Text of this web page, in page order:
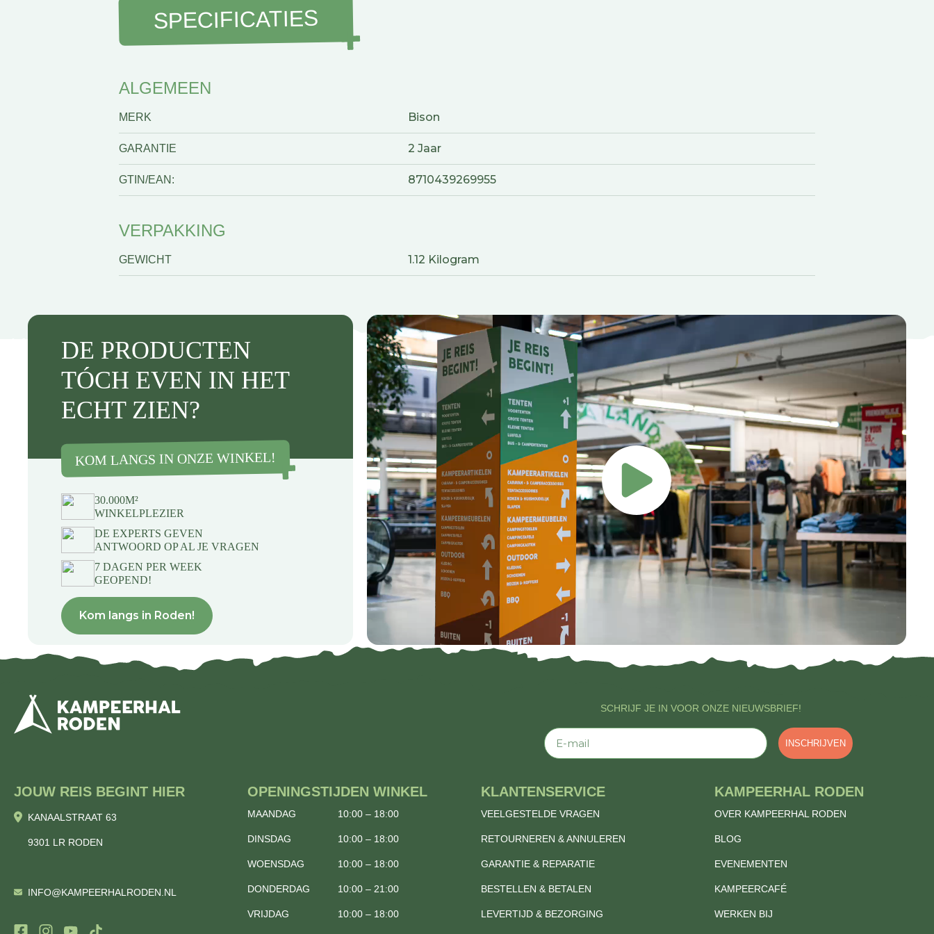
SPECIFICATIES
ALGEMEEN
MERK Bison
GARANTIE 2 Jaar
GTIN/EAN: 8710439269955
VERPAKKING
GEWICHT 1.12 Kilogram
DE PRODUCTEN
TÓCH EVEN IN HET
ECHT ZIEN?
KOM LANGS IN ONZE WINKEL!
30.000M²
WINKELPLEZIER
DE EXPERTS GEVEN
ANTWOORD OP AL JE VRAGEN
7 DAGEN PER WEEK
GEOPEND!
Kom langs in Roden!
SCHRIJF JE IN VOOR ONZE NIEUWSBRIEF!
E-mail
INSCHRIJVEN
JOUW REIS BEGINT HIER
KANAALSTRAAT 63
9301 LR RODEN
INFO@KAMPEERHALRODEN.NL
OPENINGSTIJDEN WINKEL
MAANDAG 10:00 – 18:00
DINSDAG 10:00 – 18:00
WOENSDAG 10:00 – 18:00
DONDERDAG 10:00 – 21:00
VRIJDAG 10:00 – 18:00
KLANTENSERVICE
VEELGESTELDE VRAGEN
RETOURNEREN & ANNULEREN
GARANTIE & REPARATIE
BESTELLEN & BETALEN
LEVERTIJD & BEZORGING
KAMPEERHAL RODEN
OVER KAMPEERHAL RODEN
BLOG
EVENEMENTEN
KAMPEERCAFÉ
WERKEN BIJ